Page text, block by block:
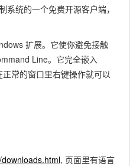
统的一个免费开源客户端，
扩展。它使你避免接触
Line。它完全嵌入
常的窗口里右键操作就可以
, 页面里有语言